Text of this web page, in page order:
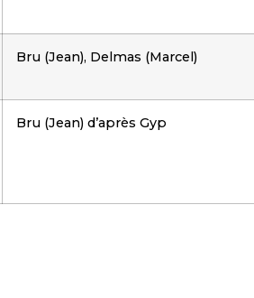
Bru (Jean), Delmas (Marcel)
Bru (Jean) d’après Gyp